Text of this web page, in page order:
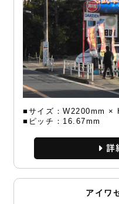
■サイズ：W2200mm ×
■ピッチ：16.67mm
詳
アイワ